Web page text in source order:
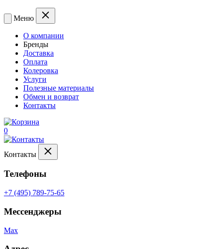
Меню
О компании
Бренды
Доставка
Оплата
Колеровка
Услуги
Полезные материалы
Обмен и возврат
Контакты
0
Контакты
Телефоны
+7 (495) 789-75-65
Мессенджеры
Max